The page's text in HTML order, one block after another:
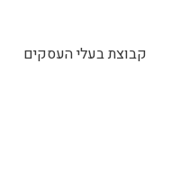
קבוצת בעלי העסקים